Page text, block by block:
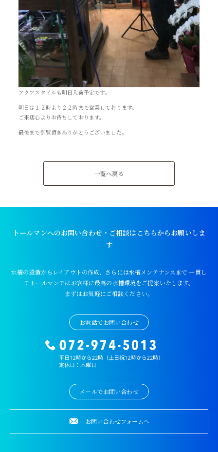
アクアスタイルも明日入荷予定です。
明日は１２時より２２時まで営業しております。
ご来店心よりお待ちしております。
最後まで御覧頂きありがとうございました。
一覧へ戻る
トールマンへのお問い合わせ・ご相談はこちらからお願いしま
す
水槽の設置からレイアウトの作成、さらには水槽メンテナンスまで 一貫し
てトールマンではお客様に最高の水槽環境をご提案いたします。
まずはお気軽にご相談ください。
お電話でお問い合わせ
メールでお問い合わせ
お問い合わせフォームへ